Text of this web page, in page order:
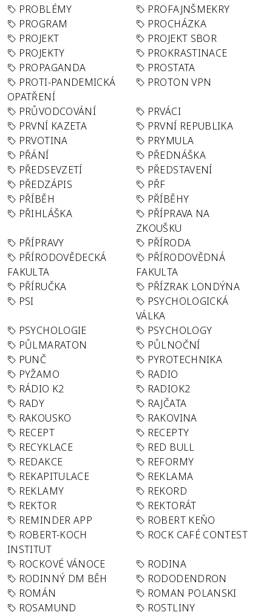
PROBLÉMY
PROFAJNŠMEKRY
PROGRAM
PROCHÁZKA
PROJEKT
PROJEKT SBOR
PROJEKTY
PROKRASTINACE
PROPAGANDA
PROSTATA
PROTI-PANDEMICKÁ
OPATŘENÍ
PROTON VPN
PRŮVODCOVÁNÍ
PRVÁCI
PRVNÍ KAZETA
PRVNÍ REPUBLIKA
PRVOTINA
PRYMULA
PŘÁNÍ
PŘEDNÁŠKA
PŘEDSEVZETÍ
PŘEDSTAVENÍ
PŘEDZÁPIS
PŘF
PŘÍBĚH
PŘÍBĚHY
PŘIHLÁŠKA
PŘÍPRAVA NA
ZKOUŠKU
PŘÍPRAVY
PŘÍRODA
PŘÍRODOVĚDECKÁ
FAKULTA
PŘÍRODOVĚDNÁ
FAKULTA
PŘÍRUČKA
PŘÍZRAK LONDÝNA
PSI
PSYCHOLOGICKÁ
VÁLKA
PSYCHOLOGIE
PSYCHOLOGY
PŮLMARATON
PŮLNOČNÍ
PUNČ
PYROTECHNIKA
PYŽAMO
RADIO
RÁDIO K2
RADIOK2
RADY
RAJČATA
RAKOUSKO
RAKOVINA
RECEPT
RECEPTY
RECYKLACE
RED BULL
REDAKCE
REFORMY
REKAPITULACE
REKLAMA
REKLAMY
REKORD
REKTOR
REKTORÁT
REMINDER APP
ROBERT KEŇO
ROBERT-KOCH
INSTITUT
ROCK CAFÉ CONTEST
ROCKOVÉ VÁNOCE
RODINA
RODINNÝ DM BĚH
RODODENDRON
ROMÁN
ROMAN POLANSKI
ROSAMUND
ROSTLINY